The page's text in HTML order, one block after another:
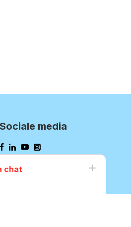
Sociale media
chat